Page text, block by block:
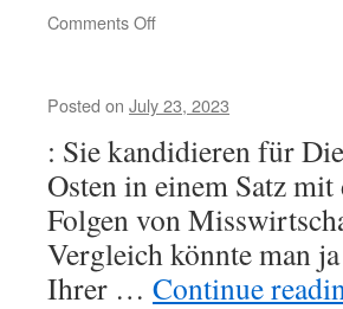
Comments Offon
Posted on July 23, 2023
: Sie kandidieren für
Osten in einem Satz
Folgen von
Vergleich könnte man
Ihrer … Continue